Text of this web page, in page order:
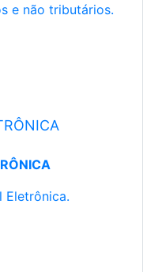
e não tributários.
Eletrônica.